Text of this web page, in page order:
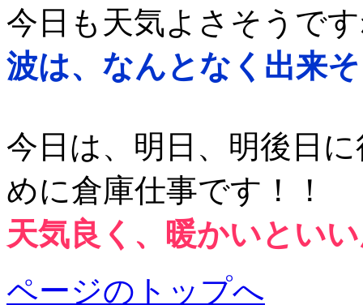
今日も天気よさそうで
波は、なんとなく出来
今日は、明日、明後日
めに倉庫仕事です！！
天気良く、暖かいとい
ページのトップへ